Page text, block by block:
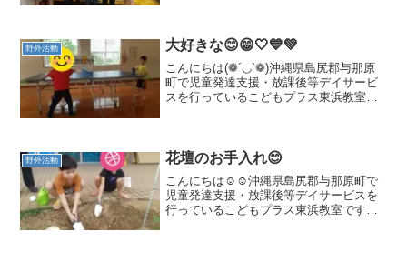
さい。当教室の送迎可...
野外活動 大好きな😊😁🤍💙💚
こんにちは(❁´◡`❁)沖縄県島尻郡与那原
町で児童発達支援・放課後等デイサービ
スを行っているこどもプラス東浜教室で
集しております。与那原...
野外活動 花壇のお手入れ😊
こんにちは☺️☺️沖縄県島尻郡与那原町で
児童発達支援・放課後等デイサービスを
行っているこどもプラス東浜教室です。